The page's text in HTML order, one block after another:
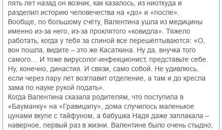
пять лет назад он возник, как казалось, из ниоткуда и
разделил историю человечества на «до» и «после».
Вообще, по большому счёту, Валентина ушла из медицины
именно из-за него, из-за проклятого «ковидла». Тяжело
работать, когда у тебя за спиной все перешёптываются: «О,
вон пошла, видите – это же Касаткина. Ну да, внучка того
самого… И тоже вирусолог-инфекционист, представьте себе.
Ну, конечно, династия. И связи, само собой. Не удивлюсь,
если через пару лет возглавит отделение, а там и до кресла
зама по науке рукой подать».
Когда Валентина сказала родителям, что поступила в
«Бауманку» на «Гравицапу», дома случилось маленькое
цунами вкупе с тайфуном, а бабушка Надя даже заплакала –
наверное, первый раз в жизни. Валентине было очень стыдно,